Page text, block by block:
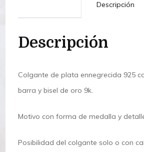
Descripción
Descripción
Colgante de plata ennegrecida 925
barra y bisel de oro 9k.
Motivo con forma de medalla y
Posibilidad del colgante solo o con